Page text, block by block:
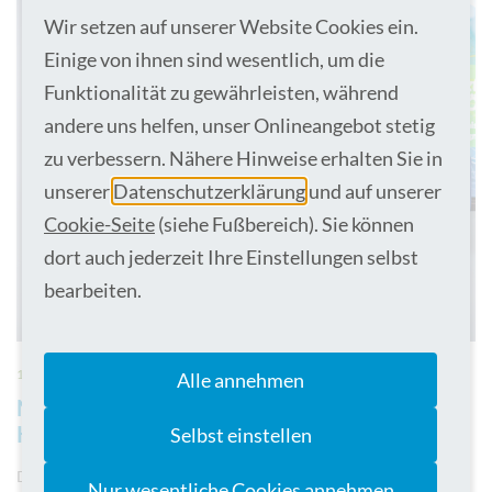
12.09.2024
Neuer Top-Mediziner im Bocholter
Krankenhaus
Dr. Özkan Kalem, Chefarzt der III. Medizinischen Klinik -
Wir setzen auf unserer Website Cookies ein.
Einige von ihnen sind wesentlich, um die
Funktionalität zu gewährleisten, während
andere uns helfen, unser Onlineangebot stetig
zu verbessern. Nähere Hinweise erhalten Sie in
unsererDatenschutzerklärungund auf unserer
Cookie-Seite(siehe Fußbereich). Sie können
dort auch jederzeit Ihre Einstellungen selbst
bearbeiten.
Alle annehmen
Selbst einstellen